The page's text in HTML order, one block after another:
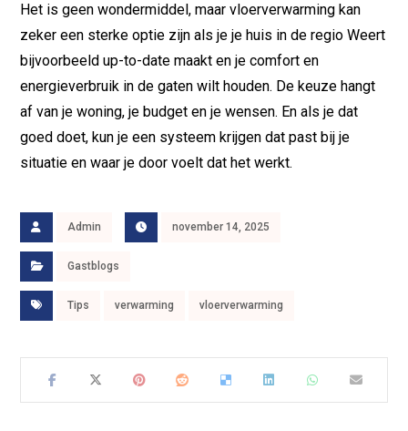
Het is geen wondermiddel, maar vloerverwarming kan
zeker een sterke optie zijn als je je huis in de regio Weert
bijvoorbeeld up-to-date maakt en je comfort en
energieverbruik in de gaten wilt houden. De keuze hangt
af van je woning, je budget en je wensen. En als je dat
goed doet, kun je een systeem krijgen dat past bij je
situatie en waar je door voelt dat het werkt.
Admin november 14, 2025
Gastblogs
Tips verwarming vloerverwarming